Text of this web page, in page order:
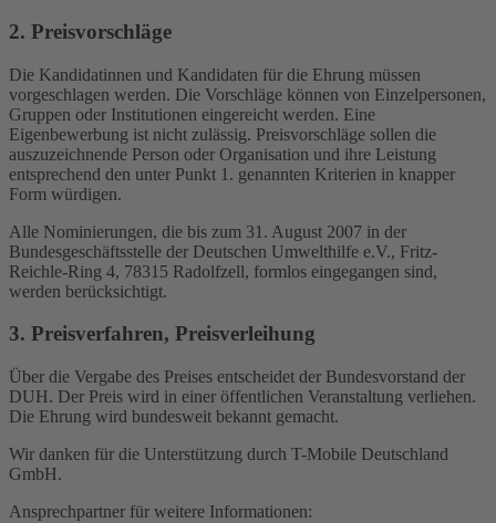
2. Preisvorschläge
Die Kandidatinnen und Kandidaten für die Ehrung müssen
vorgeschlagen werden. Die Vorschläge können von Einzelpersonen,
Gruppen oder Institutionen eingereicht werden. Eine
Eigenbewerbung ist nicht zulässig. Preisvorschläge sollen die
auszuzeichnende Person oder Organisation und ihre Leistung
entsprechend den unter Punkt 1. genannten Kriterien in knapper
Form würdigen.
Alle Nominierungen, die bis zum 31. August 2007 in der
Bundesgeschäftsstelle der Deutschen Umwelthilfe e.V., Fritz-
Reichle-Ring 4, 78315 Radolfzell, formlos eingegangen sind,
werden berücksichtigt.
3. Preisverfahren, Preisverleihung
Über die Vergabe des Preises entscheidet der Bundesvorstand der
DUH. Der Preis wird in einer öffentlichen Veranstaltung verliehen.
Die Ehrung wird bundesweit bekannt gemacht.
Wir danken für die Unterstützung durch T-Mobile Deutschland
GmbH.
Ansprechpartner für weitere Informationen: